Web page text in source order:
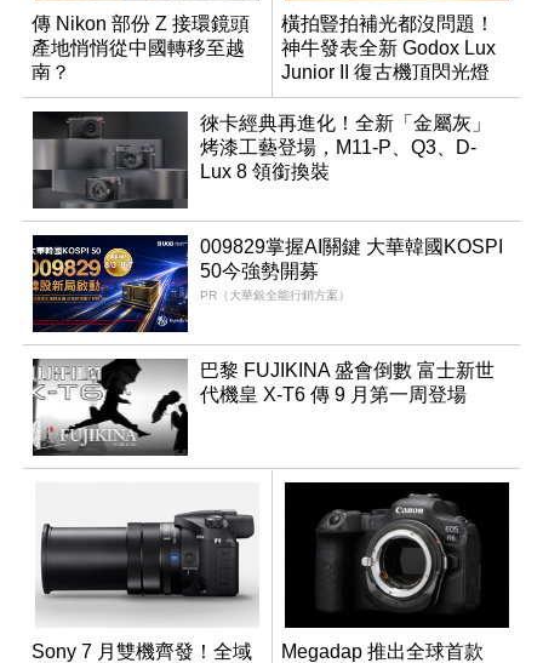
傳 Nikon 部份 Z 接環鏡頭
產地悄悄從中國轉移至越
南？
橫拍豎拍補光都沒問題！
神牛發表全新 Godox Lux
Junior II 復古機頂閃光燈
徠卡經典再進化！全新「金屬灰」
烤漆工藝登場，M11-P、Q3、D-
Lux 8 領銜換裝
009829掌握AI關鍵 大華韓國KOSPI
50今強勢開募
PR（大華銀全能行銷方案）
巴黎 FUJIKINA 盛會倒數 富士新世
代機皇 X-T6 傳 9 月第一周登場
Sony 7 月雙機齊發！全域
Megadap 推出全球首款